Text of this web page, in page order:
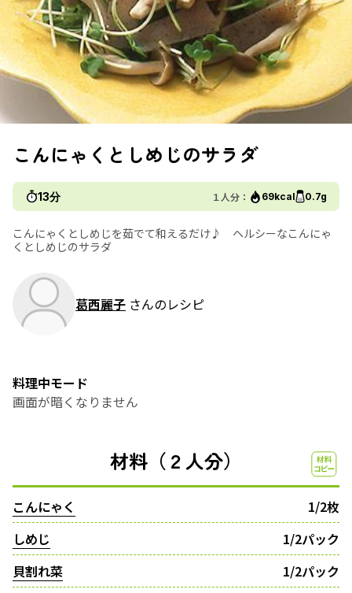
こんにゃくとしめじのサラダ
13分 １人分： 69kcal 0.7g
こんにゃくとしめじを茹でて和えるだけ♪ ヘルシーなこんにゃ
くとしめじのサラダ
葛西麗子 さんのレシピ
料理中モード
画面が暗くなりません
材料（２人分）
こんにゃく
1/2枚
しめじ
1/2パック
貝割れ菜
1/2パック